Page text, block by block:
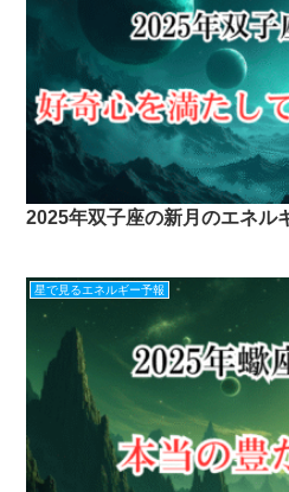
2025年双子座の新月のエネル
星で見るエネルギー予報